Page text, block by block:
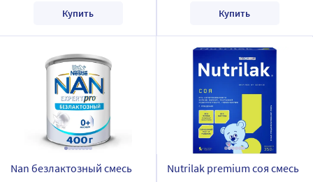
Купить Купить
Nan безлактозный смесь
Nutrilak premium соя смесь